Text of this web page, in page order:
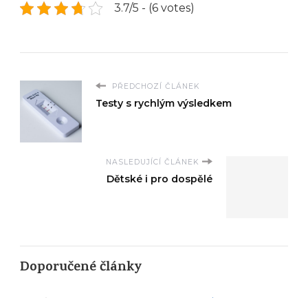
3.7/5 - (6 votes)
PŘEDCHOZÍ ČLÁNEK
Testy s rychlým výsledkem
NASLEDUJÍCÍ ČLÁNEK
Dětské i pro dospělé
Doporučené články